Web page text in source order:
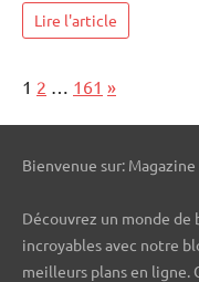
Lire l'article
Page:
1 2 161 Next
»
Bienvenue sur:
Découvrez un monde
incroyables avec notre
meilleurs plans en ligne.